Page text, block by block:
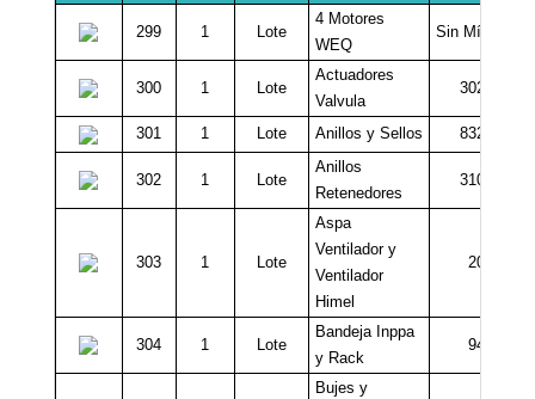
299 1 Lote
4 Motores
WEQ
Sin Mínimo
300 1 Lote
Actuadores
Valvula
302.000
301 1 Lote Anillos y Sellos 832.000
302 1 Lote
Anillos
Retenedores
310.000
303 1 Lote
Aspa
Ventilador y
Ventilador
Himel
20.000
304 1 Lote
Bandeja Inppa
y Rack
94.000
Bujes y